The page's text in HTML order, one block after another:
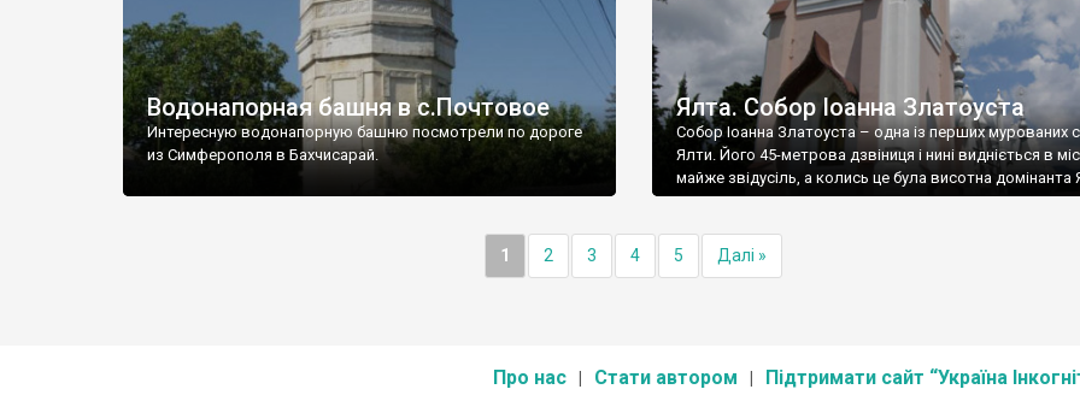
Водонапорная башня в с.Почтовое
Интересную водонапорную башню посмотрели по дороге
из Симферополя в Бахчисарай.
Ялта. Собор Іоанна Златоуста
Собор Іоанна Златоуста – одна із перших мурованих
Ялти. Його 45-метрова дзвіниця і нині видніється в
майже звідусіль, а колись це була висотна домінанта
1 2 3 4 5 Далі »
Про нас Стати автором Підтримати сайт “Україна